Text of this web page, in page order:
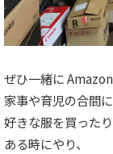
ぜひ一緒に
家事や育児の合間に
好きな服を買った
ある時にやり、